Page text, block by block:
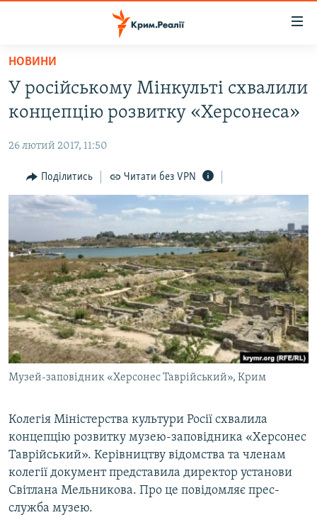
Перейти
основного
матеріалу
до
навігації
Перейти
ВОДА.КРИМ
ПОЛІТИКА
БЛОГИ
ПОГЛЯД
ВСЕ ЗА ДЕНЬ
СПЕЦПРОЕКТИ
ДЕПОРТАЦІЯ
ВІДЕОУРОКИ «ELIFBE»
СВІДЧЕННЯ ОКУПАЦІЇ
УКРАЇНСЬКА ПРОБЛЕМА КРИМУ
ЯК ОБІЙТИ БЛОКУВАННЯ
Русский
Qırımtatar
Усі сайти RFE/RL
НОВИНИ
У російському Мінкульті схвалили
концепцію розвитку «Херсонеса»
26 лютий 2017, 11:50
Поділитись Читати без VPN
Музей-заповідник «Херсонес Таврійський», Крим
Колегія Міністерства культури Росії схвалила
концепцію розвитку музею-заповідника «Херсонес
Таврійський». Керівництву відомства та членам
колегії документ представила директор установи
Світлана Мельникова. Про це повідомляє прес-
служба музею.